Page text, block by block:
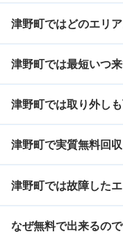
津野町ではどのエリ
津野町では最短いつ
津野町では取り外し
津野町で実質無料回
津野町では故障した
なぜ無料で出来るの